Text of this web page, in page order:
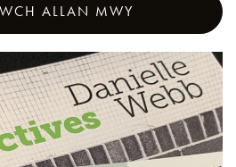
ALLAN MWY